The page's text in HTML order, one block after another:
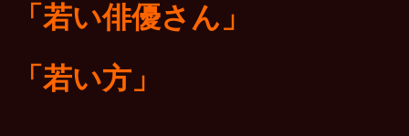
「若い俳優さん」
「若い方」